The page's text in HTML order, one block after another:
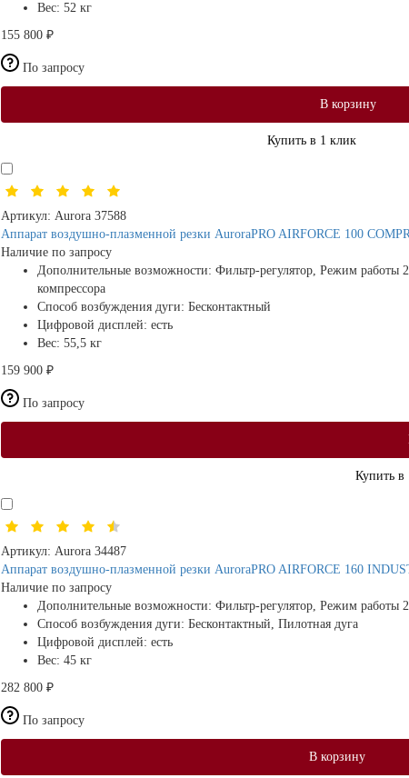
Вес: 52 кг
155 800 ₽
По запросу
В корзину
Купить в 1 клик
Артикул: Aurora 37588
Аппарат воздушно-плазменной резки AuroraPRO AIRFORCE 100
Наличие по запросу
Дополнительные возможности: Фильтр-регулятор, Режим работы
компрессора
Способ возбуждения дуги: Бесконтактный
Цифровой дисплей: есть
Вес: 55,5 кг
159 900 ₽
По запросу
Купить в
Артикул: Aurora 34487
Аппарат воздушно-плазменной резки AuroraPRO AIRFORCE 160
Наличие по запросу
Дополнительные возможности: Фильтр-регулятор, Режим
Способ возбуждения дуги: Бесконтактный, Пилотная дуга
Цифровой дисплей: есть
Вес: 45 кг
282 800 ₽
По запросу
В корзину